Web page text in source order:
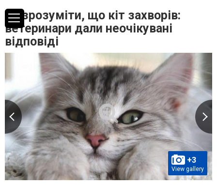
Як зрозуміти, що кіт захворів:
ветеринари дали неочікувані
відповіді
+3
View gallery